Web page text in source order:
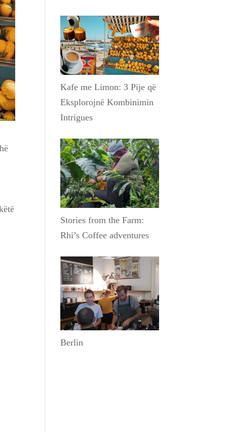
Kafe me Limon: 3 Pije që
Eksplorojnë Kombinimin
Intrigues
Stories from the Farm:
Rhi’s Coffee adventures
Berlin